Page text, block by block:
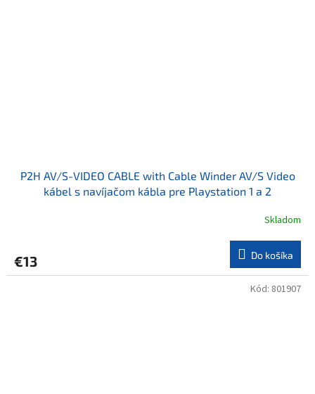
P2H AV/S-VIDEO CABLE with Cable Winder AV/S Video
kábel s navíjačom kábla pre Playstation 1 a 2
Skladom
€13 Do košíka
Kód: 801907